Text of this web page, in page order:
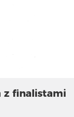
z finalistami